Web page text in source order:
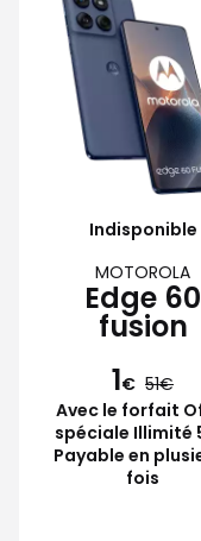
Indisponible
MOTOROLA
Edge 60
fusion
1€ 51
Avec le forfait
spéciale Illimité
Payable en
fois